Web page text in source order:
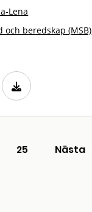
Lena
beredskap (MSB)
25 Nästa